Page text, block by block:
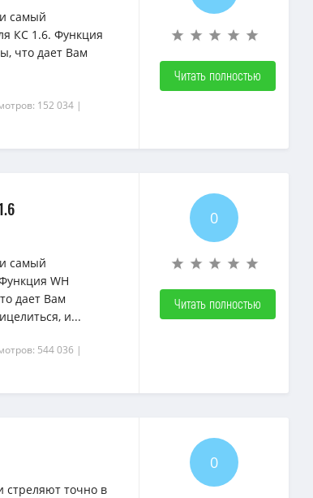
{rating-
num}
{rating-
самый
КС 1.6. Функция
что дает Вам
152 034 |
Читать полностью
самый
WH
дает Вам
и...
544 036 |
0
Читать полностью
стреляют точно в
0